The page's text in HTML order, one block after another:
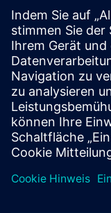
Unternehmen :
Branche: Medizin-
Standort: New York
Siemens Software:
Lesen